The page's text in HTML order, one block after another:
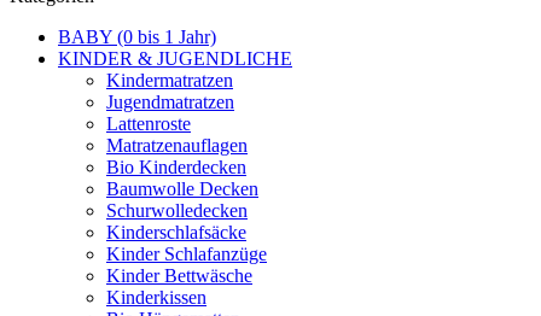
BABY (0 bis 1 Jahr)
KINDER & JUGENDLICHE
Kindermatratzen
Jugendmatratzen
Lattenroste
Matratzenauflagen
Bio Kinderdecken
Baumwolle Decken
Schurwolledecken
Kinderschlafsäcke
Kinder Schlafanzüge
Kinder Bettwäsche
Kinderkissen